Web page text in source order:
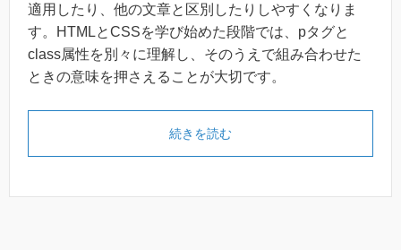
適用したり、他の文章と区別したりしやすくなりま
す。HTMLとCSSを学び始めた段階では、pタグと
class属性を別々に理解し、そのうえで組み合わせた
ときの意味を押さえることが大切です。
続きを読む